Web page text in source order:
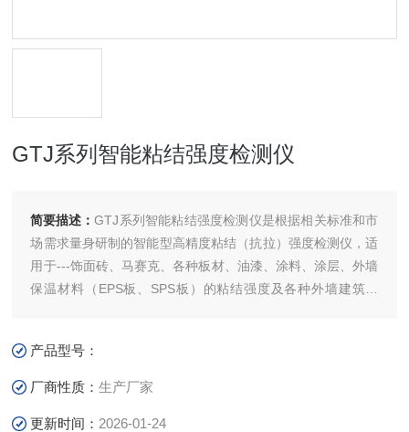
GTJ系列智能粘结强度检测仪
简要描述：GTJ系列智能粘结强度检测仪是根据相关标准和市
场需求量身研制的智能型高精度粘结（抗拉）强度检测仪，适
用于---饰面砖、马赛克、各种板材、油漆、涂料、涂层、外墙
保温材料（EPS板、SPS板）的粘结强度及各种外墙建筑材
产品型号：
厂商性质：生产厂家
更新时间： 2026-01-24